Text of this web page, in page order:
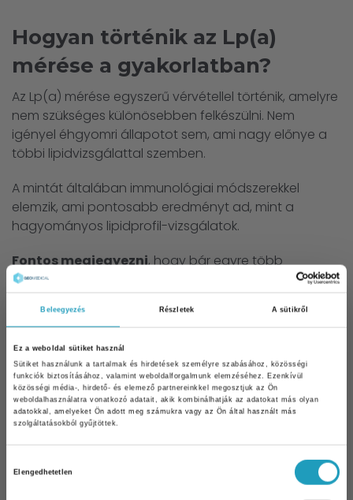
Beleegyezés Részletek A sütikről
Ez a weboldal sütiket használ
Sütiket használunk a tartalmak és hirdetések személyre szabásához, közösségi
funkciók biztosításához, valamint weboldalforgalmunk elemzéséhez. Ezenkívül
közösségi média-, hirdető- és elemező partnereinkkel megosztjuk az Ön
weboldalhasználatra vonatkozó adatait, akik kombinálhatják az adatokat más olyan
adatokkal, amelyeket Ön adott meg számukra vagy az Ön által használt más
szolgáltatásokból gyűjtöttek.
Elengedhetetlen
Hogyan történik az Lp(a)
mérése a gyakorlatban?
Az Lp(a) mérése egyszerű vérvétellel történik, amelyre
nem szükséges különösebben felkészülni. Nem
igényel éhgyomri állapotot sem, ami nagy előnye a
többi lipidvizsgálattal szemben.
A mintát általában immunológiai módszerekkel
elemzik, ami pontosabb eredményt ad, mint a
hagyományos lipidprofil-vizsgálatok.
Fontos megjegyezni, hogy bár egyre több
laboratórium kínálja ezt a vizsgálatot, még mindig
nem tartozik a rutinszerűen elvégzett tesztekhez. Ezért
ha valaki szeretné megméretni az Lp(a) szintjét, azt
laboratóriumtól.